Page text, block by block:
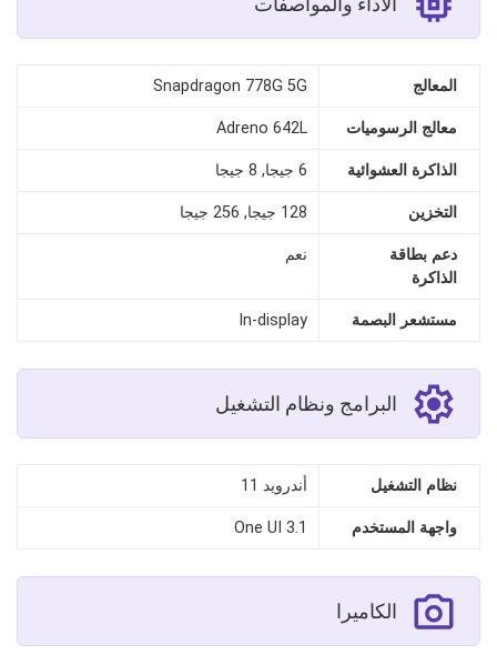
المعالج Snapdragon 778G 5G
معالج الرسوميات Adreno 642L
الذاكرة العشوائية 6 جيجا, 8 جيجا
التخزين 128 جيجا, 256 جيجا
دعم بطاقة
الذاكرة
نعم
مستشعر البصمة In‑display
البرامج ونظام التشغيل
نظام التشغيل أندرويد 11
واجهة المستخدم One UI 3.1
الكاميرا